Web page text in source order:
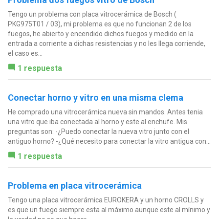
Tengo un problema con placa vitrocerámica de Bosch (
PKG975T01 / 03), mi problema es que no funcionan 2 de los
fuegos, he abierto y encendido dichos fuegos y medido en la
entrada a corriente a dichas resistencias y no les llega corriende,
el caso es...
1 respuesta
Conectar horno y vitro en una misma clema
He comprado una vitrocerámica nueva sin mandos. Antes tenia
una vitro que iba conectada al horno y este al enchufe. Mis
preguntas son: -¿Puedo conectar la nueva vitro junto con el
antiguo horno? -¿Qué necesito para conectar la vitro antigua con...
1 respuesta
Problema en placa vitrocerámica
Tengo una placa vitrocerámica EUROKERA y un horno CROLLS y
es que un fuego siempre esta al máximo aunque este al mínimo y